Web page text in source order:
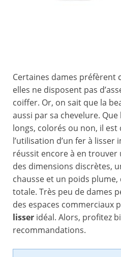
Certaines dames préfèrent
elles ne disposent pas
coiffer. Or, on sait que la
aussi par sa chevelure.
longs, colorés ou non, il
l’utilisation d’un fer à
réussit encore à en trouver
des dimensions discrètes,
chausse et un poids
totale. Très peu de dames
des espaces commerciaux
lisser idéal. Alors, profitez
recommandations.